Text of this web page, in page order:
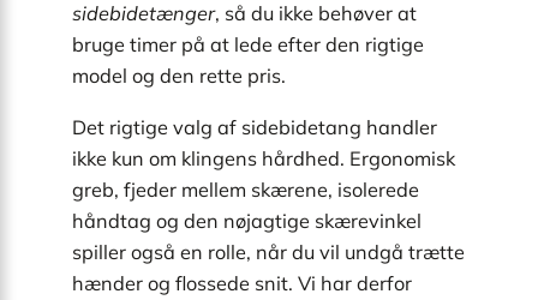
sidebidetænger, så du ikke behøver at
bruge timer på at lede efter den rigtige
model og den rette pris.
Det rigtige valg af sidebidetang handler
ikke kun om klingens hårdhed. Ergonomisk
greb, fjeder mellem skærene, isolerede
håndtag og den nøjagtige skærevinkel
spiller også en rolle, når du vil undgå trætte
hænder og flossede snit. Vi har derfor